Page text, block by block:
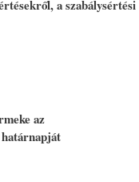
a szabálysértési
az